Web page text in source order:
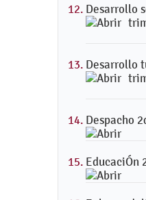
Desarrollo
Desarrollo
Despacho
EducaciÓn